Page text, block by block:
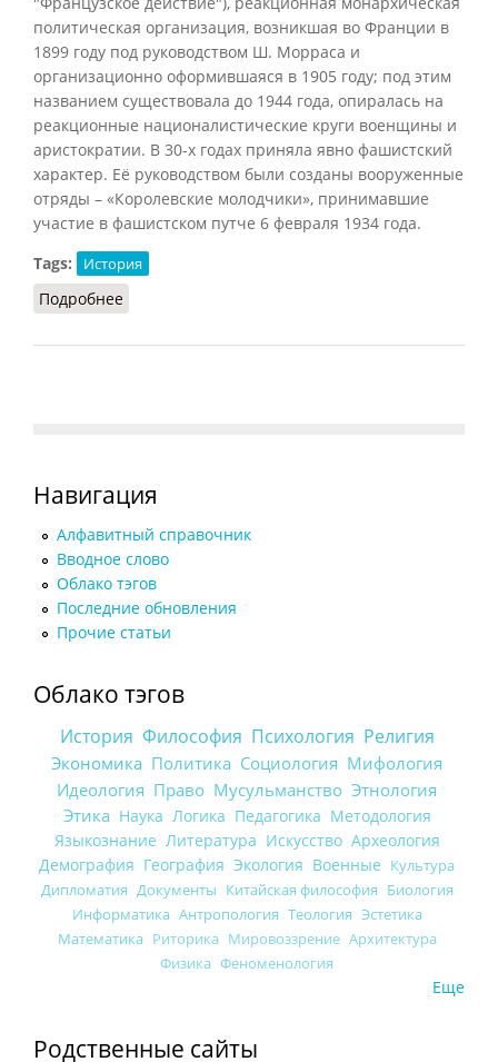
политическая организация, возникшая во Франции в
1899 году под руководством Ш. Морраса и
организационно оформившаяся в 1905 году; под этим
названием существовала до 1944 года, опиралась на
реакционные националистические круги военщины и
аристократии. В 30-х годах приняла явно фашистский
характер. Её руководством были созданы вооруженные
отряды – «Королевские молодчики», принимавшие
участие в фашистском путче 6 февраля 1934 года.
Tags:
История
Подробнее
Навигация
Алфавитный справочник
Вводное слово
Облако тэгов
Последние обновления
Прочие статьи
Облако тэгов
История Философия Психология Религия
Экономика Политика Социология Мифология
Идеология Право Мусульманство Этнология
Этика Наука Логика Педагогика Методология
Языкознание Литература Искусство Археология
Демография География Экология Военные Культура
Дипломатия Документы Китайская философия Биология
Информатика Антропология Теология Эстетика
Математика Риторика Мировоззрение Архитектура
Физика Феноменология
Еще
Родственные сайты